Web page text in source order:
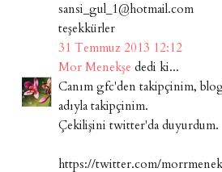
sansi_gul_1@hotmail.com
teşekkürler
31 Temmuz 2013 12:12
Mor Menekşe dedi ki...
Canım gfc'den takipçinim,
adıyla takipçinim.
Çekilişini twitter'da duyurdum.
https://twitter.com/